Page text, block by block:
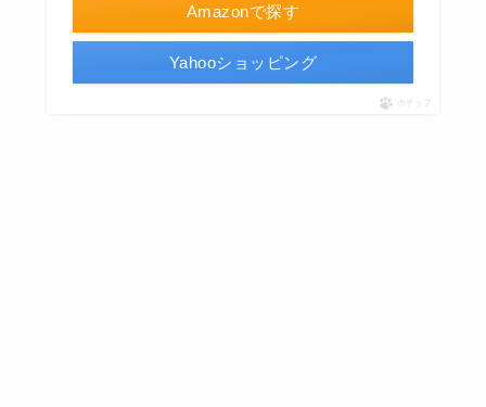
Amazonで探す
Yahooショッピング
ポチップ